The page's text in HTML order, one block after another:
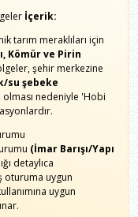
İçerik:
tarım meraklıları için
Kömür ve Pirin
şehir merkezine
su şebeke
nedeniyle 'Hobi
(İmar Barışı/Yapı
detaylıca
oturuma uygun
uygun